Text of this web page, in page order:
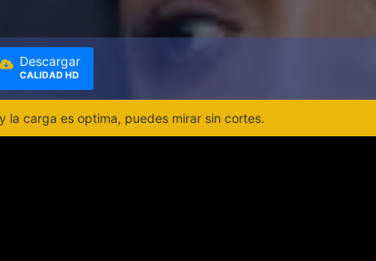
Descargar
CALIDAD HD
la carga es optima, puedes mirar sin cortes.